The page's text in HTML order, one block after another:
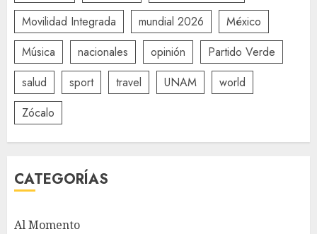
Movilidad Integrada
mundial 2026
México
Música
nacionales opinión
Partido Verde
salud
sport travel UNAM
world
Zócalo
CATEGORÍAS
Al Momento